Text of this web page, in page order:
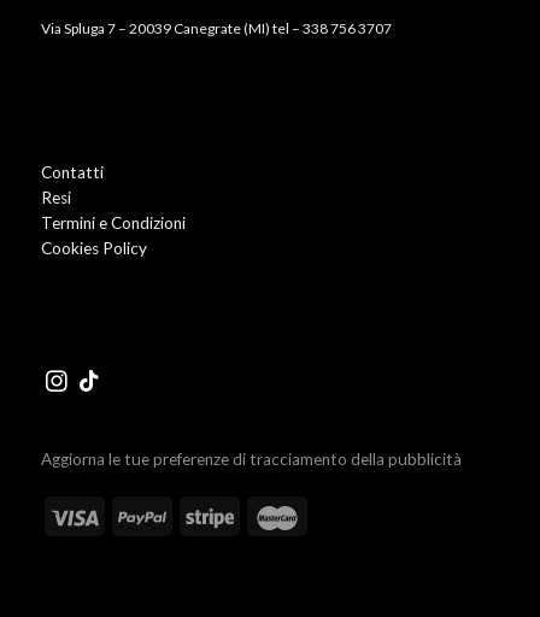
Via Spluga 7 – 20039 Canegrate (MI) tel – 338 756 3707
Contatti
Resi
Termini e Condizioni
Cookies Policy
Aggiorna le tue preferenze di tracciamento della pubblicità